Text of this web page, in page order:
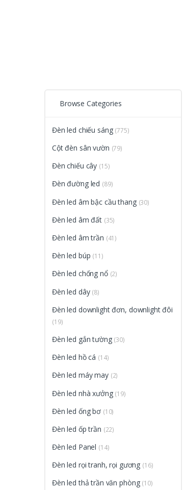
Browse Categories
Đèn led chiếu sáng (775)
Cột đèn sân vườn (79)
Đèn chiếu cây (15)
Đèn đường led (89)
Đèn led âm bậc cầu thang (30)
Đèn led âm đất (35)
Đèn led âm trần (41)
Đèn led búp (11)
Đèn led chống nổ (2)
Đèn led dây (8)
Đèn led downlight đơn, downlight đôi
(19)
Đèn led gắn tường (30)
Đèn led hồ cá (14)
Đèn led máy may (2)
Đèn led nhà xưởng (19)
Đèn led ống bơ (10)
Đèn led ốp trần (22)
Đèn led Panel (14)
Đèn led rọi tranh, rọi gương (16)
Đèn led thả trần văn phòng (10)